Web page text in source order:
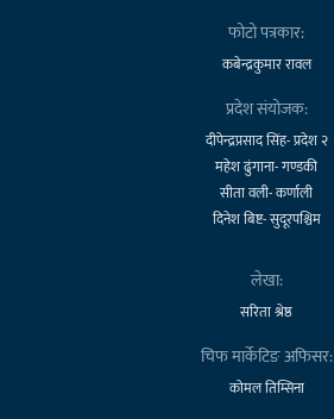
फोटो पत्रकार:
कबेन्द्रकुमार रावल
प्रदेश संयोजक:
दीपेन्द्रप्रसाद सिंह- प्रदेश २
महेश ढुंगाना- गण्डकी
सीता वली- कर्णाली
दिनेश बिष्ट- सुदूरपश्चिम
लेखा:
सरिता श्रेष्ठ
चिफ मार्केटिङ अफिसर:
कोमल तिम्सिना